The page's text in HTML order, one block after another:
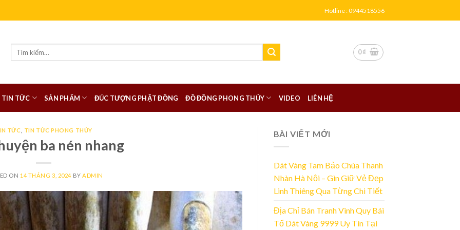
Hotline : 0944518556
0₫
TIN TỨC SẢN PHẨM ĐÚC TƯỢNG PHẬT ĐỒNG ĐỒ ĐỒNG PHONG THỦY VIDEO LIÊN HỆ
TỨC TIN TỨC PHONG THỦY
ba nén nhang
ON 14 THÁNG 3, 2024 BY ADMIN
BÀI VIẾT MỚI
Dát Vàng Tam Bảo Chùa Thanh
Nhàn Hà Nội – Gìn Giữ Vẻ Đẹp
Linh Thiêng Qua Từng Chi Tiết
Địa Chỉ Bán Tranh Vinh Quy Bái
Tổ Dát Vàng 9999 Uy Tín Tại